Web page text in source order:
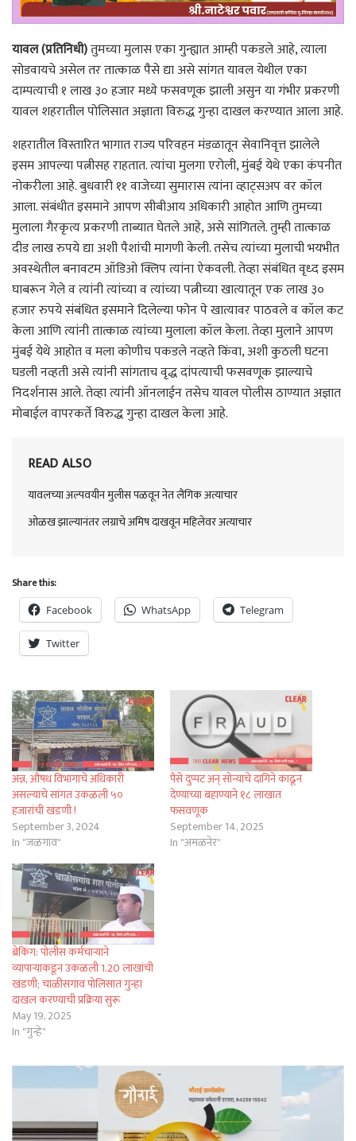
यावल (प्रतिनिधी)तुमच्या मुलास एका गुन्ह्यात आम्ही पकडले आहे, त्याला
सोडवायचे असेल तर तात्काळ पैसे द्या असे सांगत यावल येथील एका
दाम्पत्याची १ लाख ३० हजार मध्ये फसवणूक झाली असुन या गंभीर प्रकरणी
यावल शहरातील पोलिसात अज्ञाता विरुद्ध गुन्हा दाखल करण्यात आला आहे.
शहरातील विस्तारित भागात राज्य परिवहन मंडळातून सेवानिवृत्त झालेले
इसम आपल्या पत्नीसह राहतात. त्यांचा मुलगा एरोली, मुंबई येथे एका कंपनीत
नोकरीला आहे. बुधवारी ११ वाजेच्या सुमारास त्यांना व्हाट्सअप वर कॉल
आला. संबंधीत इसमाने आपण सीबीआय अधिकारी आहोत आणि तुमच्या
मुलाला गैरकृत्य प्रकरणी ताब्यात घेतले आहे, असे सांगितले. तुम्ही तात्काळ
दीड लाख रुपये द्या अशी पैशांची मागणी केली. तसेच त्यांच्या मुलाची भयभीत
अवस्थेतील बनावटम ऑडिओ क्लिप त्यांना ऐकवली. तेव्हा संबंधित वृध्द इसम
घाबरून गेले व त्यांनी त्यांच्या व त्यांच्या पत्नीच्या खात्यातून एक लाख ३०
हजार रुपये संबंधित इसमाने दिलेल्या फोन पे खात्यावर पाठवले व कॉल कट
केला आणि त्यांनी तात्काळ त्यांच्या मुलाला कॉल केला. तेव्हा मुलाने आपण
मुंबई येथे आहोत व मला कोणीच पकडले नव्हते किंवा, अशी कुठली घटना
घडली नव्हती असे त्यांनी सांगताच वृद्ध दांपत्याची फसवणूक झाल्याचे
निदर्शनास आले. तेव्हा त्यांनी ऑनलाईन तसेच यावल पोलीस ठाण्यात अज्ञात
मोबाईल वापरकर्ते विरुद्ध गुन्हा दाखल केला आहे.
READ ALSO
यावलच्या अल्पवयीन मुलीस पळवून नेत लैंगिक अत्याचार
ओळख झाल्यानंतर लग्राचे अमिष दाखवून महिलेवर अत्याचार
Share this:
Facebook WhatsApp Telegram
Twitter
अन्न, औषध विभागाचे अधिकारी
असल्याचे सांगत उकळली ५०
हजारांची खंडणी !
September 3, 2024
In "जळगाव"
पैसे दुप्पट अन् सोन्याचे दागिने काढून
देण्याच्या बहाण्याने १८ लाखात
फसवणूक
September 14, 2025
In "अमळनेर"
ब्रेकिंग: पोलीस कर्मचाऱ्याने
व्यापाऱ्याकडून उकळली 1.20 लाखांची
खंडणी; चाळीसगाव पोलिसात गुन्हा
दाखल करण्याची प्रक्रिया सुरू
May 19, 2025
In "गुन्हे"